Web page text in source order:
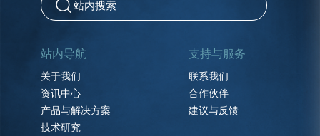
站内导航
关于我们
资讯中心
产品与解决方案
技术研究
支持与服务
联系我们
合作伙伴
建议与反馈